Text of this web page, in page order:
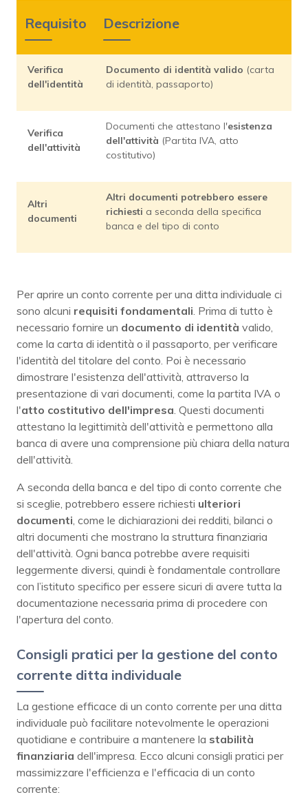
Requisito Descrizione
Verifica
dell'identità
Documento di identità valido (carta
di identità, passaporto)
Verifica
dell'attività
Documenti che attestano l'esistenza
dell'attività (Partita IVA, atto
costitutivo)
Altri
documenti
Altri documenti potrebbero essere
richiesti a seconda della specifica
banca e del tipo di conto
Per aprire un conto corrente per una ditta individuale ci
sono alcuni requisiti fondamentali . Prima di tutto è
necessario fornire un documento di identità valido,
come la carta di identità o il passaporto, per verificare
l'identità del titolare del conto. Poi è necessario
dimostrare l'esistenza dell'attività, attraverso la
presentazione di vari documenti, come la partita IVA o
l'atto costitutivo dell'impresa . Questi documenti
attestano la legittimità dell'attività e permettono alla
banca di avere una comprensione più chiara della natura
dell'attività.
A seconda della banca e del tipo di conto corrente che
si sceglie, potrebbero essere richiesti ulteriori
documenti , come le dichiarazioni dei redditi, bilanci o
altri documenti che mostrano la struttura finanziaria
dell'attività. Ogni banca potrebbe avere requisiti
leggermente diversi, quindi è fondamentale controllare
con l’istituto specifico per essere sicuri di avere tutta la
documentazione necessaria prima di procedere con
l'apertura del conto.
Consigli pratici per la gestione del conto
corrente ditta individuale
La gestione efficace di un conto corrente per una ditta
individuale può facilitare notevolmente le operazioni
quotidiane e contribuire a mantenere la stabilità
finanziaria dell'impresa. Ecco alcuni consigli pratici per
massimizzare l'efficienza e l'efficacia di un conto
corrente: